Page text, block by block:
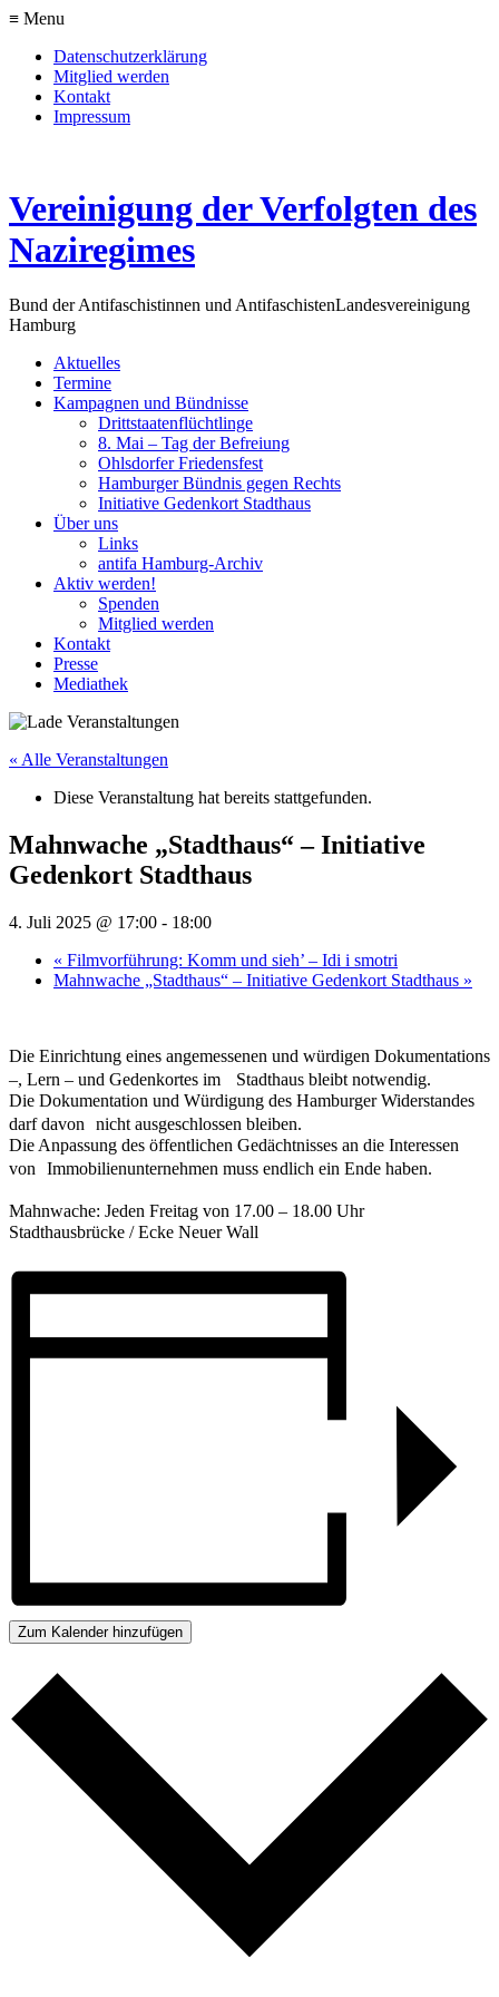
≡ Menu
Datenschutzerklärung
Mitglied werden
Kontakt
Impressum
Vereinigung der Verfolgten des
Naziregimes
Bund der Antifaschistinnen und AntifaschistenLandesvereinigung
Hamburg
Aktuelles
Termine
Kampagnen und Bündnisse
Drittstaatenflüchtlinge
8. Mai – Tag der Befreiung
Ohlsdorfer Friedensfest
Hamburger Bündnis gegen Rechts
Initiative Gedenkort Stadthaus
Über uns
Links
antifa Hamburg-Archiv
Aktiv werden!
Spenden
Mitglied werden
Kontakt
Presse
Mediathek
« Alle Veranstaltungen
Diese Veranstaltung hat bereits stattgefunden.
Mahnwache „Stadthaus“ – Initiative
Gedenkort Stadthaus
4. Juli 2025 @ 17:00 - 18:00
« Filmvorführung: Komm und sieh’ – Idi i smotri
Mahnwache „Stadthaus“ – Initiative Gedenkort Stadthaus »
Die Einrichtung eines angemessenen und würdigen Dokumentations
–, Lern – und Gedenkortes im Stadthaus bleibt notwendig.
Die Dokumentation und Würdigung des Hamburger Widerstandes
darf davon nicht ausgeschlossen bleiben.
Die Anpassung des öffentlichen Gedächtnisses an die Interessen
von Immobilienunternehmen muss endlich ein Ende haben.
Mahnwache: Jeden Freitag von 17.00 – 18.00 Uhr
Stadthausbrücke / Ecke Neuer Wall
Zum Kalender hinzufügen